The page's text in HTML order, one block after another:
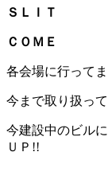
ＳＬＩＴ
ＣＯＭＥ
各会場に行ってま
今まで取り扱っ
今建設中のビル
ＵＰ!!